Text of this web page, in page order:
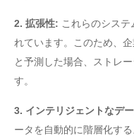
2. 拡張性: これらのシス
れています。このため、
と予測した場合、ストレ
す。
3. インテリジェントなデ
ータを自動的に階層化す